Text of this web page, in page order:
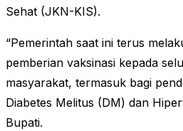
Sehat (JKN-KIS).
“Pemerintah saat ini terus
pemberian vaksinasi kepada
masyarakat, termasuk bagi
Diabetes Melitus (DM) dan
Bupati.